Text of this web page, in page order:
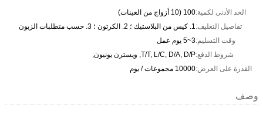
الحد الأدنى لكمية:100 (10 أزواج من العينات)
تفاصيل التغليف:1. كيس من البلاستيك ؛ 2. الكرتون ؛ 3. حسب متطلبات الزبون
وقت التسليم:3~5 يوم عمل
شروط الدفع:T/T, L/C, D/A, D/P, ويسترن يونيون,
القدرة على العرض:10000 مجموعات / يوم
وصف